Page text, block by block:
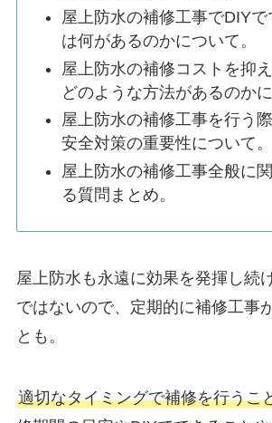
屋上防水の補修工事でDIYで
は何があるのかについて。
屋上防水の補修コストを抑
どのような方法があるのかに
屋上防水の補修工事を行う
安全対策の重要性について。
屋上防水の補修工事全般に
る質問まとめ。
屋上防水も永遠に効果を発揮し続
ではないので、定期的に補修工事
とも。
適切なタイミングで補修を行うこ